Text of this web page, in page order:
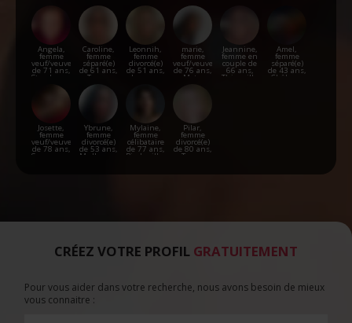
Angela,
femme
veuf/veuve
de 71 ans,
Strasbourg
Caroline,
femme
séparé(e)
de 61 ans,
Troyes
Leonnih,
femme
divorcé(e)
de 51 ans,
Langres
marie,
femme
veuf/veuve
de 76 ans,
Metz
Jeannine,
femme en
couple de
66 ans,
Thionville
Amel,
femme
séparé(e)
de 43 ans,
Châlons-
Josette,
femme
veuf/veuve
de 78 ans,
Sarreguemines
Ybrune,
femme
divorcé(e)
de 53 ans,
Mulhouse
Mylaine,
femme
célibataire
de 77 ans,
Bischwiller
Pilar,
femme
divorcé(e)
de 80 ans,
Troyes
CRÉEZ VOTRE PROFIL GRATUITEMENT
Pour vous aider dans votre recherche, nous avons besoin de mieux
vous connaitre :